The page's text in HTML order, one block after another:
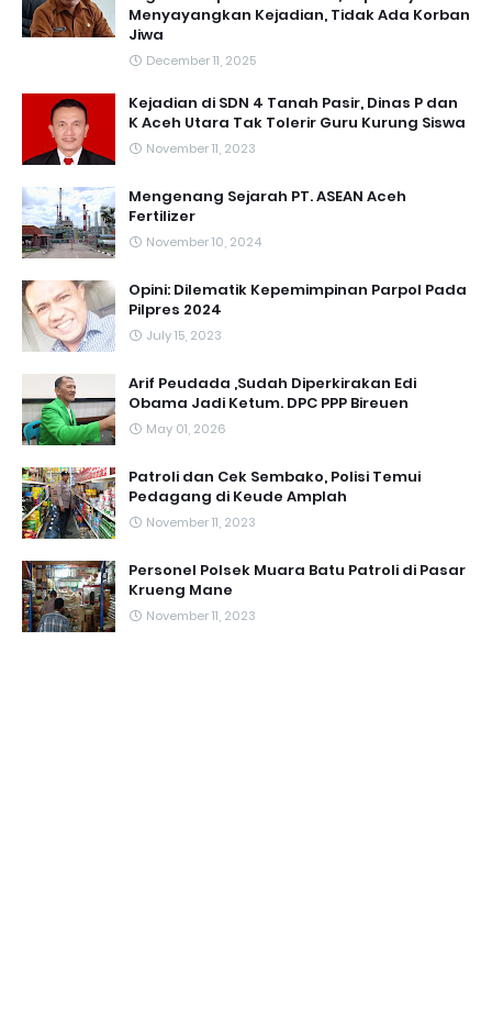
Menyayangkan Kejadian, Tidak Ada Korban
Jiwa
December 11, 2025
Kejadian di SDN 4 Tanah Pasir, Dinas P dan
K Aceh Utara Tak Tolerir Guru Kurung Siswa
November 11, 2023
Mengenang Sejarah PT. ASEAN Aceh
Fertilizer
November 10, 2024
Opini: Dilematik Kepemimpinan Parpol Pada
Pilpres 2024
July 15, 2023
Arif Peudada ,Sudah Diperkirakan Edi
Obama Jadi Ketum. DPC PPP Bireuen
May 01, 2026
Patroli dan Cek Sembako, Polisi Temui
Pedagang di Keude Amplah
November 11, 2023
Personel Polsek Muara Batu Patroli di Pasar
Krueng Mane
November 11, 2023